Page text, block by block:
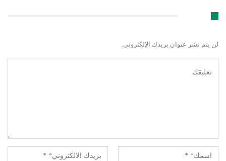
لن يتم نشر عنوان بريدك الإلكتروني.